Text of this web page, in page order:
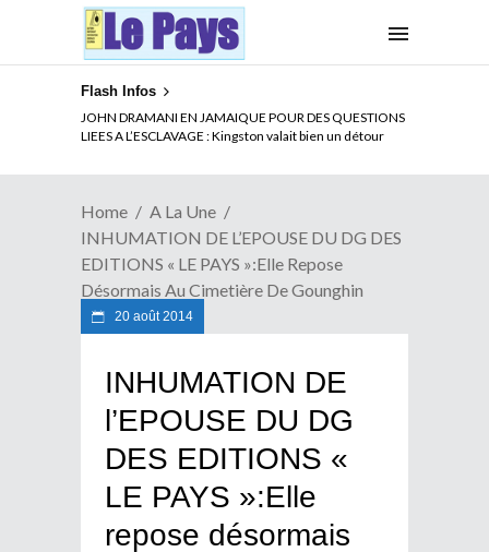
Flash Infos
ELECTION DE TALON A LA TETE DU SENAT BENINOIS :
Quand Patrice quitte le pouvoir sans partir !
Home
A La Une
INHUMATION DE L’EPOUSE DU DG DES
EDITIONS « LE PAYS »:Elle Repose
Désormais Au Cimetière De Gounghin
20 août 2014
INHUMATION DE
l’EPOUSE DU DG
DES EDITIONS «
LE PAYS »:Elle
repose désormais